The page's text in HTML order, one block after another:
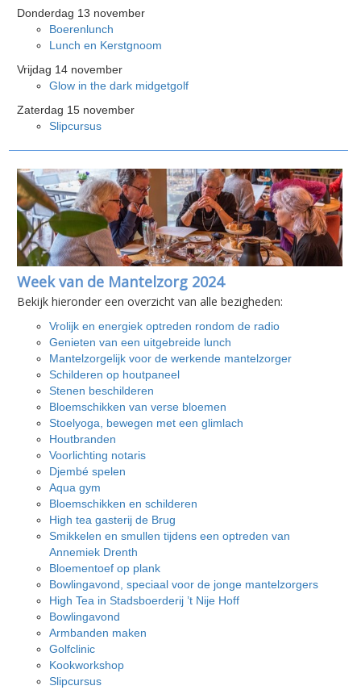
Donderdag 13 november
Boerenlunch
Lunch en Kerstgnoom
Vrijdag 14 november
Glow in the dark midgetgolf
Zaterdag 15 november
Slipcursus
Week van de Mantelzorg 2024
Bekijk hieronder een overzicht van alle bezigheden:
Vrolijk en energiek optreden rondom de radio
Genieten van een uitgebreide lunch
Mantelzorgelijk voor de werkende mantelzorger
Schilderen op houtpaneel
Stenen beschilderen
Bloemschikken van verse bloemen
Stoelyoga, bewegen met een glimlach
Houtbranden
Voorlichting notaris
Djembé spelen
Aqua gym
Bloemschikken en schilderen
High tea gasterij de Brug
Smikkelen en smullen tijdens een optreden van
Annemiek Drenth
Bloementoef op plank
Bowlingavond, speciaal voor de jonge mantelzorgers
High Tea in Stadsboerderij ’t Nije Hoff
Bowlingavond
Armbanden maken
Golfclinic
Kookworkshop
Slipcursus